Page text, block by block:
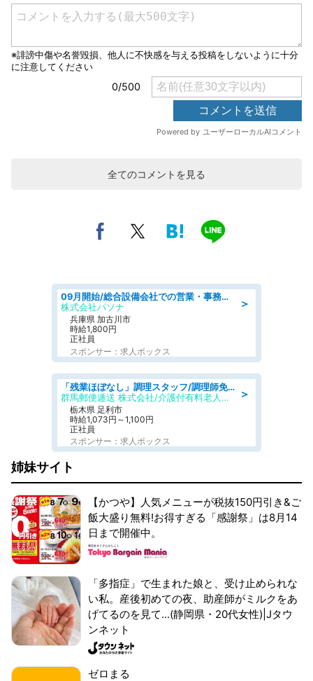
全てのコメントを見る
＞
09月開始/総合設備会社での営業・事務のお仕事/車通勤可/賞与あり/営業/営業事務
株式会社パソナ
兵庫県 加古川市
時給1,800円
正社員
スポンサー：求人ボックス
＞
「残業ほぼなし」調理スタッフ/調理師免許必須/正職員/日勤のみ/介護付き有料老人ホーム/社会保障完備
群馬郵便逓送 株式会社/介護付有料老人ホーム ふる里
栃木県 足利市
時給1,073円～1,100円
正社員
スポンサー：求人ボックス
姉妹サイト
【かつや】人気メニューが税抜150円引き&ご
飯大盛り無料!お得すぎる「感謝祭」は8月14
日まで開催中。
「多指症」で生まれた娘と、受け止められな
い私。産後初めての夜、助産師がミルクをあ
げてるのを見て...(静岡県・20代女性)|Jタウ
ンネット
ゼロまる